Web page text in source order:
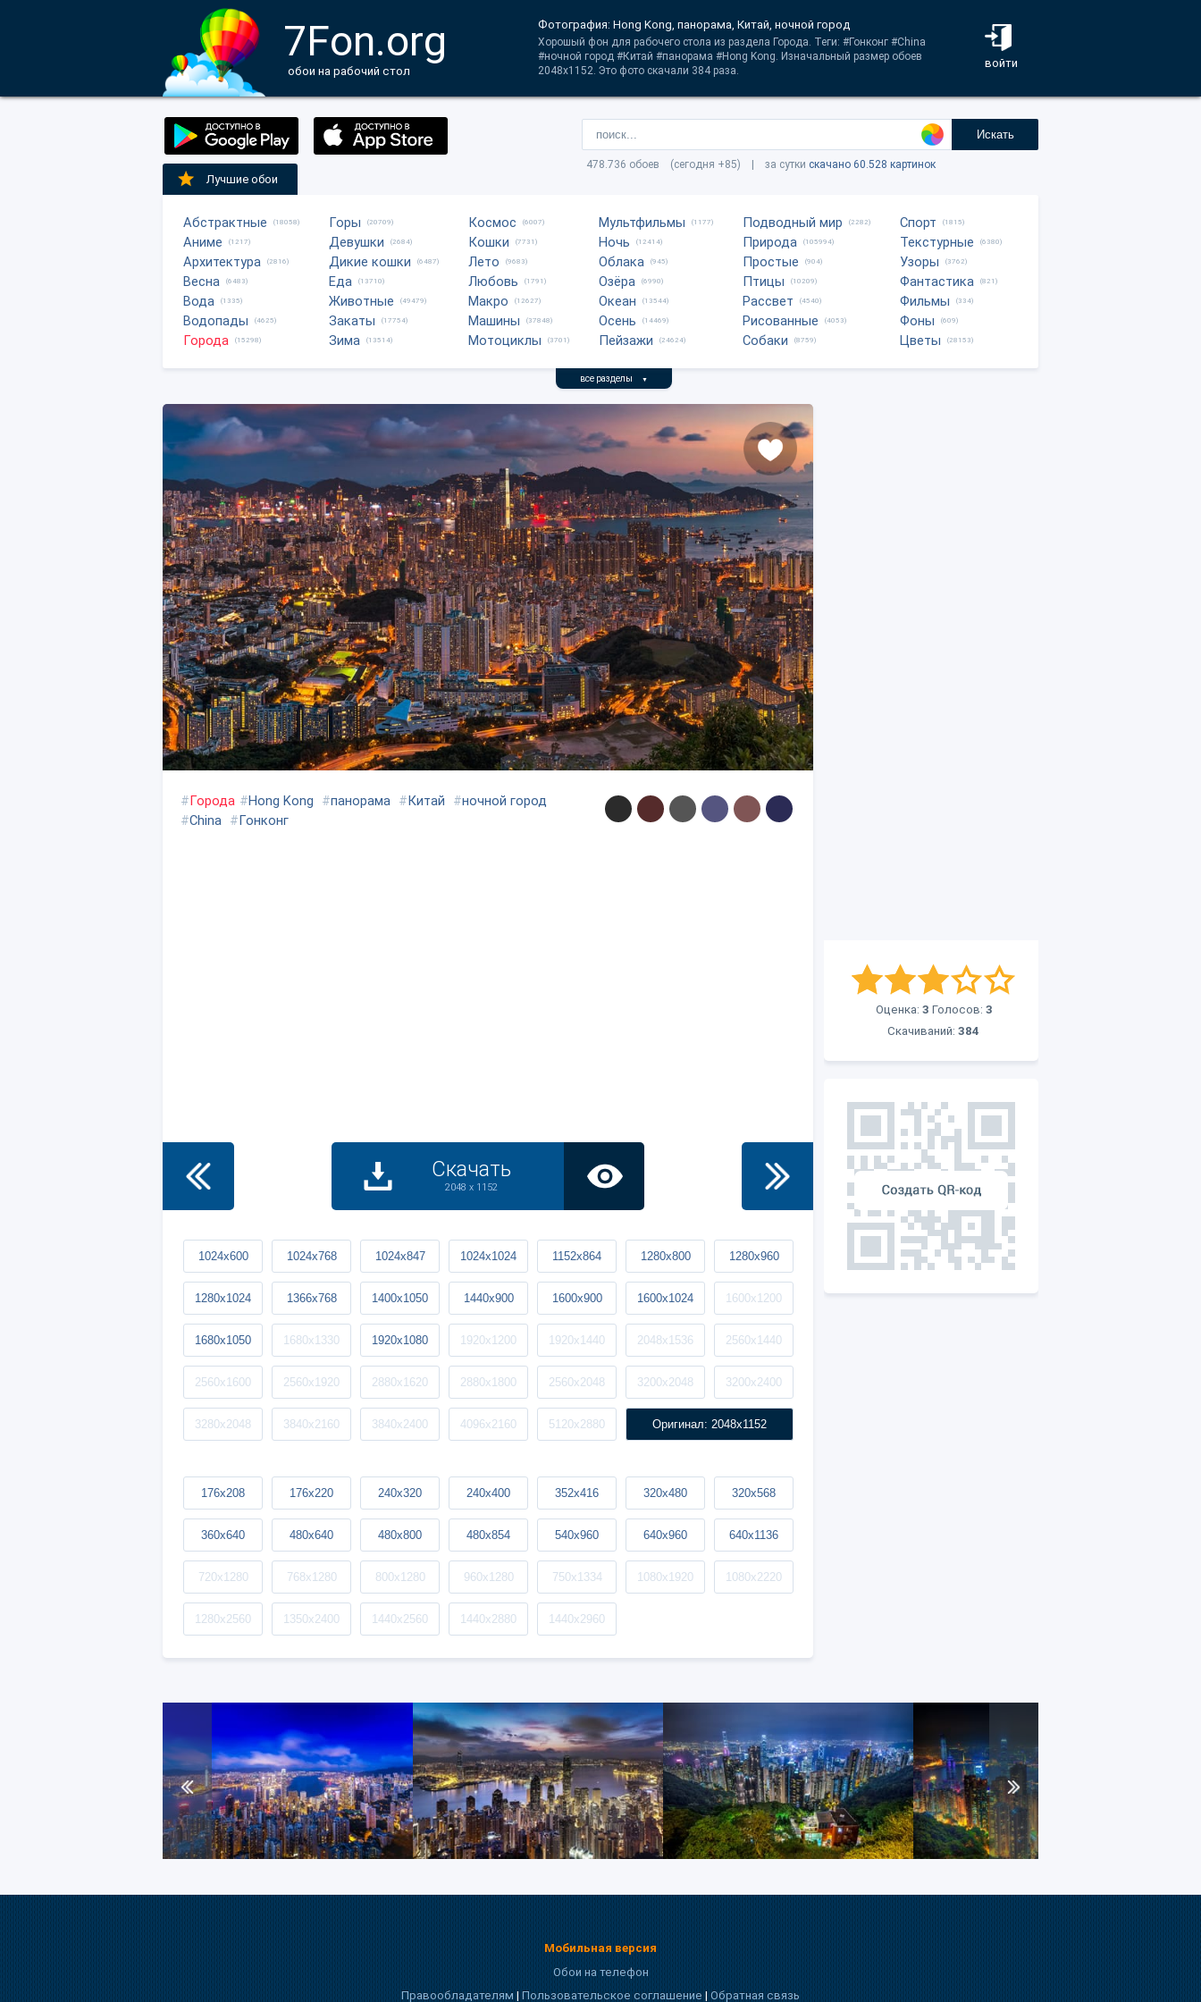
7Fon.org
обои на рабочий стол
войти
Фотография: Hong Kong, панорама, Китай, ночной город
Хорошый фон для рабочего стола из раздела Города. Теги: #Гонконг #China
#ночной город #Китай #панорама #Hong Kong. Изначальный размер обоев
2048x1152. Это фото скачали 384 раза.
Искать
478.736 обоев (сегодня +85) | за сутки скачано 60.528 картинок
Лучшие обои
Абстрактные (18058)
Аниме (1217)
Архитектура (2816)
Весна (6483)
Вода (1335)
Водопады (4625)
Города (15298)
Горы (20709)
Девушки (2684)
Дикие кошки (6487)
Еда (13710)
Животные (49479)
Закаты (17754)
Зима (13514)
Космос (6007)
Кошки (7731)
Лето (9683)
Любовь (1791)
Макро (12627)
Машины (37848)
Мотоциклы (3701)
Мультфильмы (1177)
Ночь (12414)
Облака (945)
Озёра (6990)
Океан (13544)
Осень (14469)
Пейзажи (24624)
Подводный мир (2282)
Природа (105994)
Простые (904)
Птицы (10209)
Рассвет (4540)
Рисованные (4053)
Собаки (8759)
Спорт (1815)
Текстурные (6380)
Узоры (3762)
Фантастика (821)
Фильмы (334)
Фоны (609)
Цветы (28153)
все разделы ▼
Оценка: 3 Голосов: 3
Скачиваний: 384
#Города #Hong Kong #панорама #Китай #ночной город
#China #Гонконг
Скачать
2048 x 1152
1024x600 1024x768 1024x847 1024x1024 1152x864 1280x800 1280x960
1280x1024 1366x768 1400x1050 1440x900 1600x900 1600x1024 1600x1200
1680x1050 1680x1330 1920x1080 1920x1200 1920x1440 2048x1536 2560x1440
2560x1600 2560x1920 2880x1620 2880x1800 2560x2048 3200x2048 3200x2400
3280x2048 3840x2160 3840x2400 4096x2160 5120x2880 Оригинал: 2048x1152
176x208 176x220 240x320 240x400 352x416 320x480 320x568
360x640 480x640 480x800 480x854 540x960 640x960 640x1136
720x1280 768x1280 800x1280 960x1280 750x1334 1080x1920 1080x2220
1280x2560 1350x2400 1440x2560 1440x2880 1440x2960
Мобильная версия
Обои на телефон
Правообладателям|Пользовательское соглашение|Обратная связь